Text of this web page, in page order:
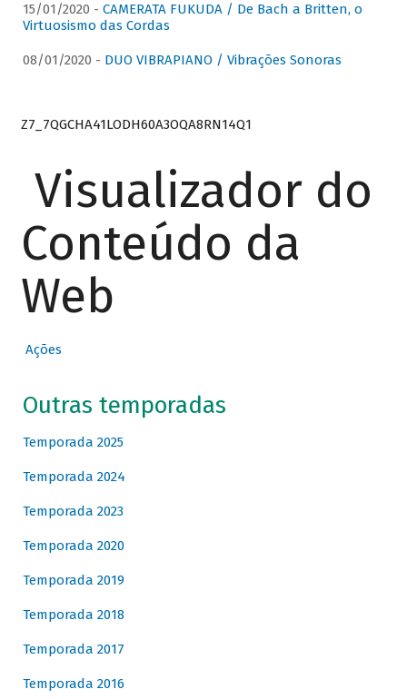
15/01/2020 - CAMERATA FUKUDA / De Bach a Britten, o
Virtuosismo das Cordas
08/01/2020 - DUO VIBRAPIANO / Vibrações Sonoras
Z7_7QGCHA41LODH60A3OQA8RN14Q1
Visualizador do
Conteúdo da
Web
Ações
Outras temporadas
Temporada 2025
Temporada 2024
Temporada 2023
Temporada 2020
Temporada 2019
Temporada 2018
Temporada 2017
Temporada 2016